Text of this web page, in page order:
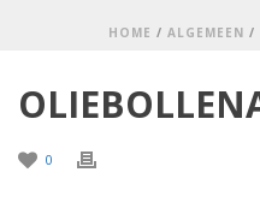
HOME / ALGEMEEN /
0